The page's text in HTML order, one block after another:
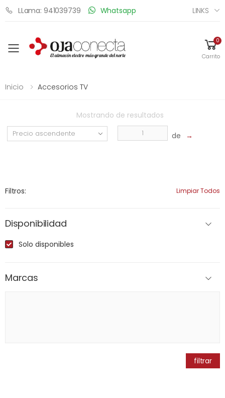
LLama: 941039739 Whatsapp LINKS
Toggle mobile menu
0
Carrito
Inicio Accesorios TV
Mostrando de resultados
de →
Filtros: Limpiar Todos
Disponibilidad
Solo disponibles
Marcas
filtrar